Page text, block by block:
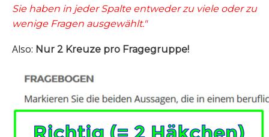
Sie haben in jeder Spalte entweder zu viele oder zu
wenige Fragen ausgewählt."
Also: Nur 2 Kreuze pro Fragegruppe!